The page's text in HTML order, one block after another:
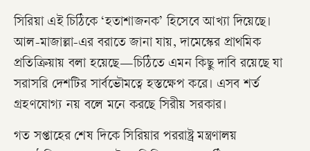
সিরিয়া এই চিঠিকে ‘হতাশাজনক’ হিসেবে আখ্যা দিয়েছে।
আল-মাজাল্লা-এর বরাতে জানা যায়, দামেস্কের প্রাথমিক
প্রতিক্রিয়ায় বলা হয়েছে—চিঠিতে এমন কিছু দাবি রয়েছে যা
সরাসরি দেশটির সার্বভৌমত্বে হস্তক্ষেপ করে। এসব শর্ত
গ্রহণযোগ্য নয় বলে মনে করছে সিরীয় সরকার।
গত সপ্তাহের শেষ দিকে সিরিয়ার পররাষ্ট্র মন্ত্রণালয়